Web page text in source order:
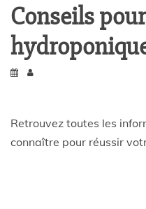
Conseils
Retrouvez toutes les
connaître pour réussir